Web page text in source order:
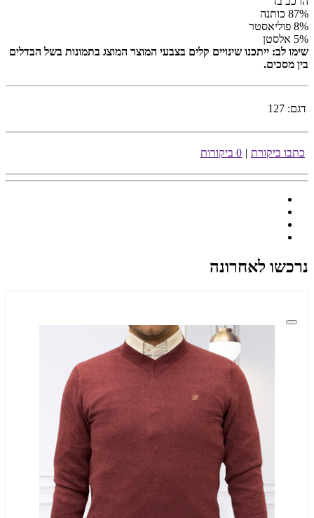
87% כותנה
8% פוליאסטר
5% אלסטן
שימו לב: ייתכנו שינויים קלים בצבעי המוצר המוצג בתמונות בשל הבדלים
בין מסכים.
דגם: 127
כתבו ביקורת | 0 ביקורות
נרכשו לאחרונה